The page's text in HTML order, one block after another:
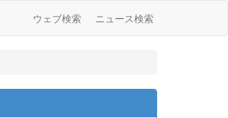
ウェブ検索 ニュース検索